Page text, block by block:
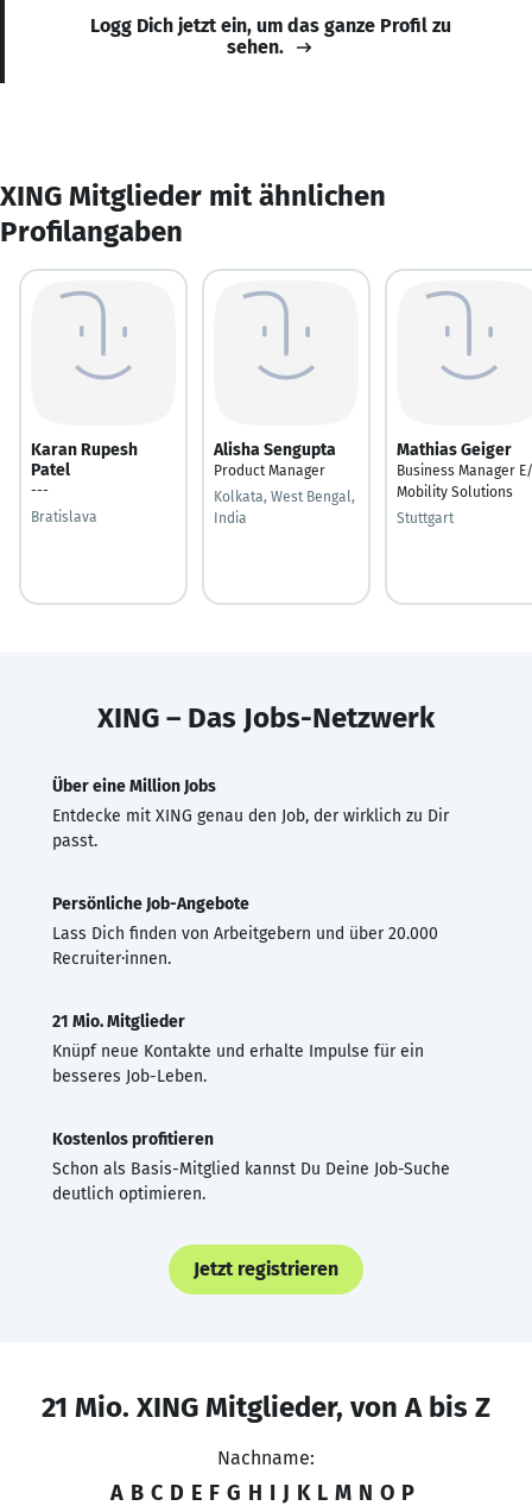
Logg Dich jetzt ein, um das ganze Profil zu
sehen.
XING Mitglieder mit ähnlichen
Profilangaben
Karan Rupesh
Patel
---
Bratislava
Alisha Sengupta
Product Manager
Kolkata, West Bengal,
India
Mathias Geiger
Business Manager
Mobility Solutions
Stuttgart
XING – Das Jobs-Netzwerk
Über eine Million Jobs
Entdecke mit XING genau den Job, der wirklich zu Dir
passt.
Persönliche Job-Angebote
Lass Dich finden von Arbeitgebern und über 20.000
Recruiter·innen.
21 Mio. Mitglieder
Knüpf neue Kontakte und erhalte Impulse für ein
besseres Job-Leben.
Kostenlos profitieren
Schon als Basis-Mitglied kannst Du Deine Job-Suche
deutlich optimieren.
Jetzt registrieren
21 Mio. XING Mitglieder, von A bis Z
Nachname:
A B C D E F G H I J K L M N O P